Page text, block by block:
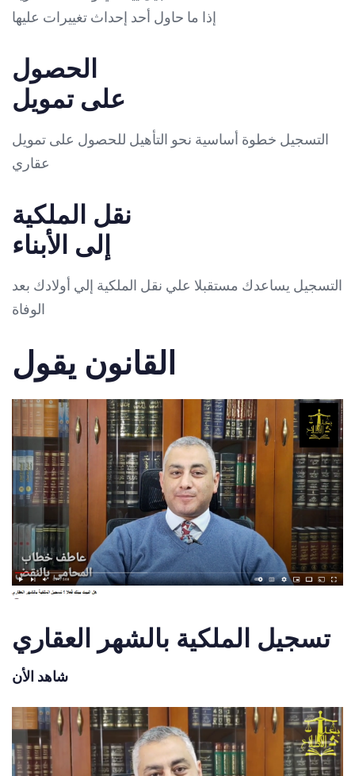
إذا ما حاول أحد إحداث تغييرات عليها
الحصول
على تمويل
التسجيل خطوة أساسية نحو التأهيل للحصول على تمويل
عقاري
نقل الملكية
إلى الأبناء
التسجيل يساعدك مستقبلا علي نقل الملكية إلي أولادك بعد
الوفاة
القانون يقول
تسجيل الملكية بالشهر العقاري
شاهد الأن